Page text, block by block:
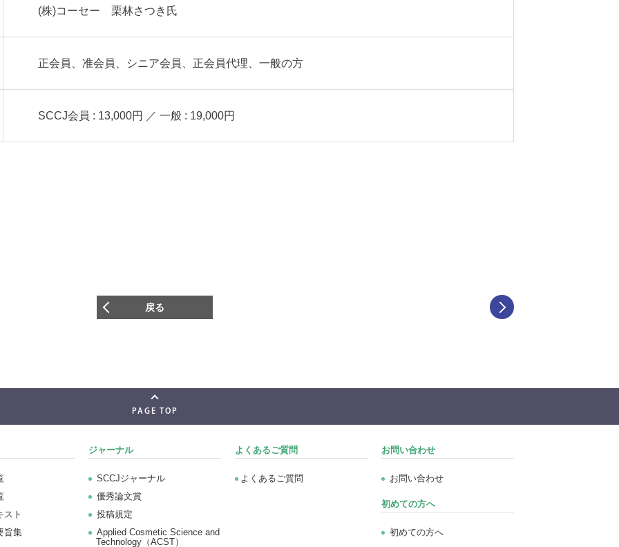
(株)コーセー 栗林さつき氏
正会員、准会員、シニア会員、正会員代理、一般の方
SCCJ会員 : 13,000円 ／ 一般 : 19,000円
戻る
PAGE TOP
スト
旨集
ジャーナル
SCCJジャーナル
優秀論文賞
投稿規定
Applied Cosmetic Science and
Technology（ACST）
よくあるご質問
よくあるご質問
お問い合わせ
お問い合わせ
初めての方へ
初めての方へ